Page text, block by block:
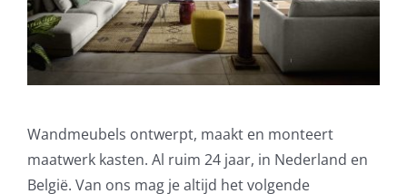
Wandmeubels ontwerpt, maakt en monteert
maatwerk kasten. Al ruim 24 jaar, in Nederland en
België. Van ons mag je altijd het volgende